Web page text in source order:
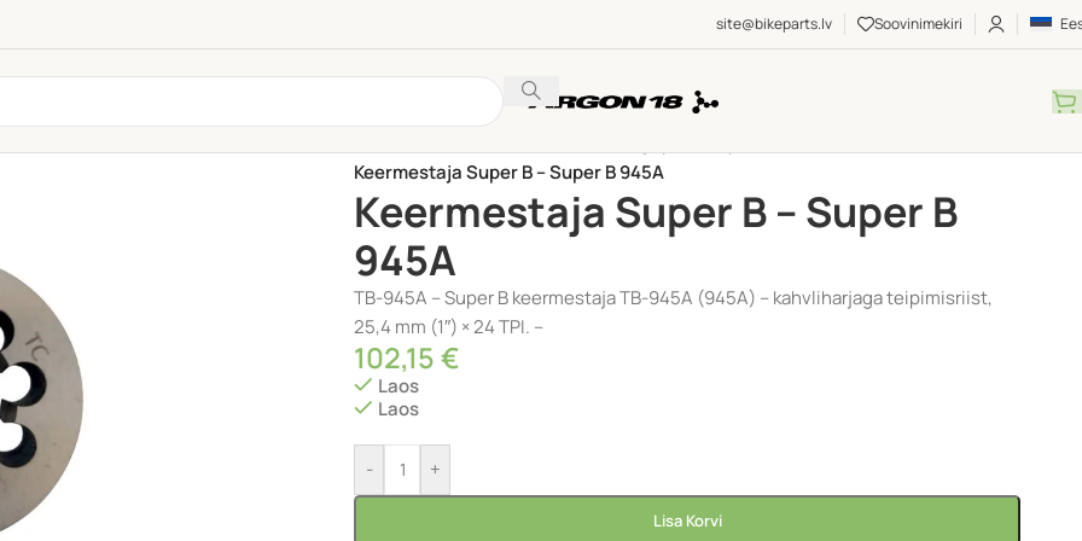
site@bikeparts.lv Soovinimekiri
Keermestaja Super B – Super B 945A
Keermestaja Super B – Super B
945A
TB-945A – Super B keermestaja TB-945A (945A) – kahvliharjaga teipimisriist,
25,4 mm (1″) × 24 TPI. –
102,15€
Laos
Laos
- +
Lisa Korvi